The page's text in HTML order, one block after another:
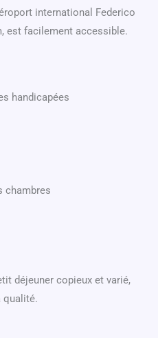
international Federico
est facilement accessible.
handicapées
chambres
déjeuner copieux et varié,
qualité.